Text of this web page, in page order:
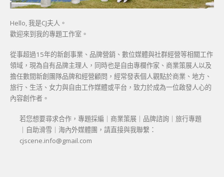
Hello, 我是CJ夫人。
歡迎來到我的專題工作室。
從事超過15年的新創事業、品牌營銷、數位媒體與社群經營等相關工作
領域，現為自有品牌主理人，同時也是自由專欄作家、商業策展人以及
擔任數間新創團隊品牌和經營顧問，經常發表個人觀點於商業、地方、
旅行、生活、女力與自由工作媒體或平台，致力於成為一位啟發人心的
內容創作者。
若您想要尋求合作，專題採編｜商業策展｜品牌諮詢｜旅行專題
｜自助滑雪｜海內外媒體團，請直接與我聯繫：
cjscene.info@gmail.com